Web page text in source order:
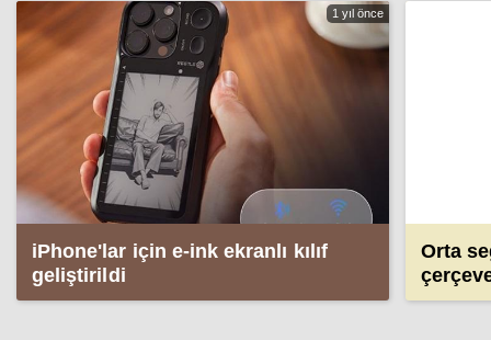
1 yıl önce
iPhone'lar için e-ink ekranlı kılıf
geliştirildi
Orta
Pro